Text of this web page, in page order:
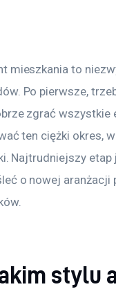
mieszkania to
Po pierwsze,
zgrać wszystkie
ten ciężki okres,
Najtrudniejszy
o nowej
stylu